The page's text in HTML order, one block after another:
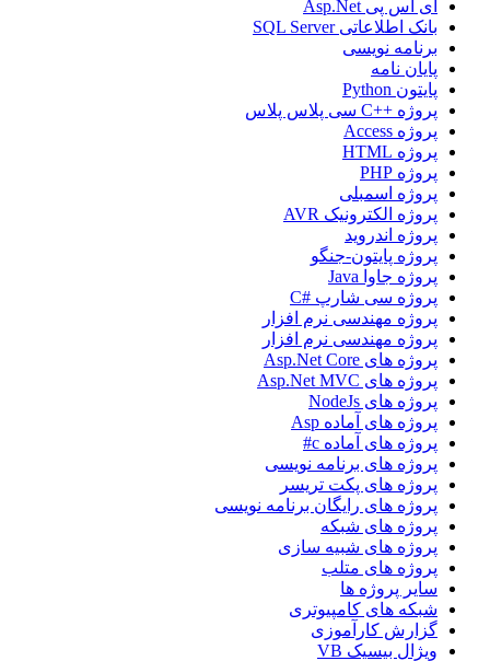
ای اس پی Asp.Net
بانک اطلاعاتی SQL Server
برنامه نویسی
پایان نامه
پایتون Python
پروژه ++C سی پلاس پلاس
پروژه Access
پروژه HTML
پروژه PHP
پروژه اسمبلی
پروژه الکترونیک AVR
پروژه اندروید
پروژه پایتون-جنگو
پروژه جاوا Java
پروژه سی شارپ #C
پروژه مهندسی نرم افزار
پروژه مهندسی نرم افزار
پروژه های Asp.Net Core
پروژه های Asp.Net MVC
پروژه های NodeJs
پروژه های آماده Asp
پروژه های آماده c#
پروژه های برنامه نویسی
پروژه های پکت تریسر
پروژه های رایگان برنامه نویسی
پروژه های شبکه
پروژه های شبیه سازی
پروژه های متلب
سایر پروژه ها
شبکه های کامپیوتری
گزارش کارآموزی
ویژال بیسیک VB